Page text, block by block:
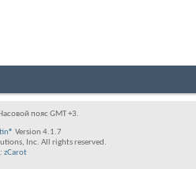
пояс GMT +3.
Version 4.1.7
Inc. All rights reserved.
zCarot